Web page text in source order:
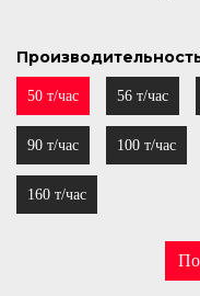
50 т/час 56 т/час
90 т/час 100 т/час
160 т/час